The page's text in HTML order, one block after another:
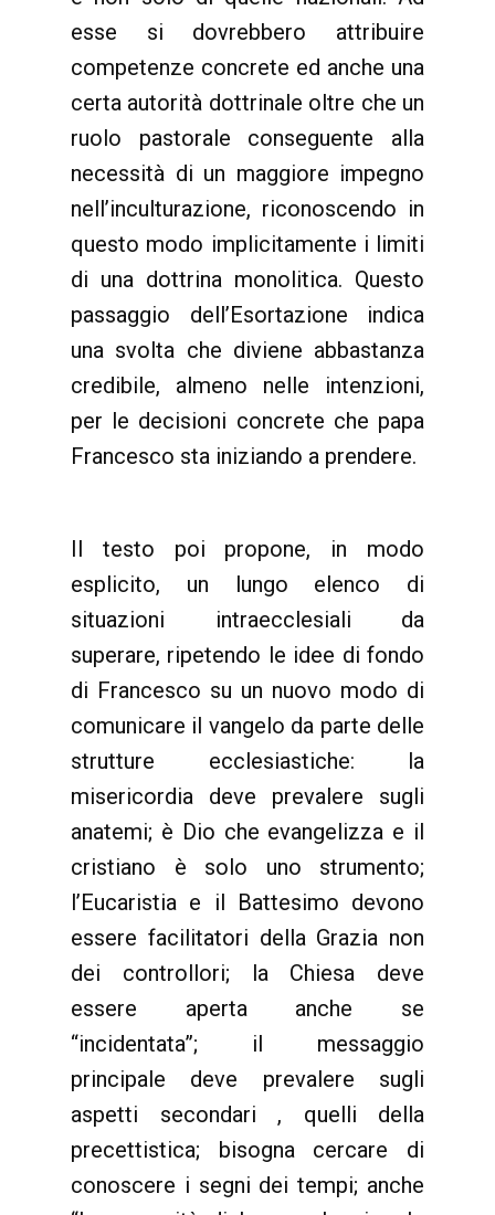
esse si dovrebbero attribuire
competenze concrete ed anche una
certa autorità dottrinale oltre che un
ruolo pastorale conseguente alla
necessità di un maggiore impegno
nell’inculturazione, riconoscendo in
questo modo implicitamente i limiti
di una dottrina monolitica. Questo
passaggio dell’Esortazione indica
una svolta che diviene abbastanza
credibile, almeno nelle intenzioni,
per le decisioni concrete che papa
Francesco sta iniziando a prendere.
Il testo poi propone, in modo
esplicito, un lungo elenco di
situazioni intraecclesiali da
superare, ripetendo le idee di fondo
di Francesco su un nuovo modo di
comunicare il vangelo da parte delle
strutture ecclesiastiche: la
misericordia deve prevalere sugli
anatemi; è Dio che evangelizza e il
cristiano è solo uno strumento;
l’Eucaristia e il Battesimo devono
essere facilitatori della Grazia non
dei controllori; la Chiesa deve
essere aperta anche se
“incidentata”; il messaggio
principale deve prevalere sugli
aspetti secondari , quelli della
precettistica; bisogna cercare di
conoscere i segni dei tempi; anche